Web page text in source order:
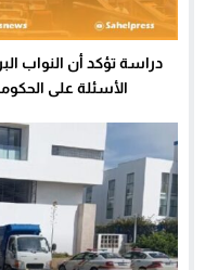
دراسة تؤكد أن النواب
الأسئلة على